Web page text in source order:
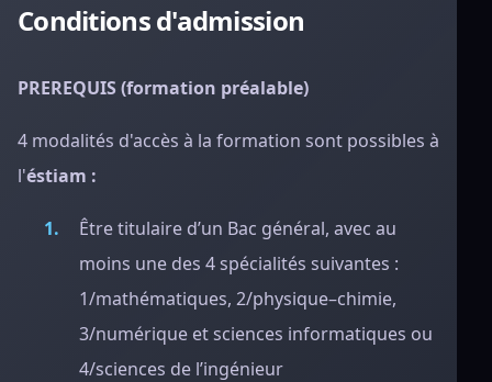
Conditions d'admission
PREREQUIS (formation préalable)
4 modalités d'accès à la formation sont possibles à
l'éstiam :
Être titulaire d’un Bac général, avec au
moins une des 4 spécialités suivantes :
1/mathématiques, 2/physique–chimie,
3/numérique et sciences informatiques ou
4/sciences de l’ingénieur